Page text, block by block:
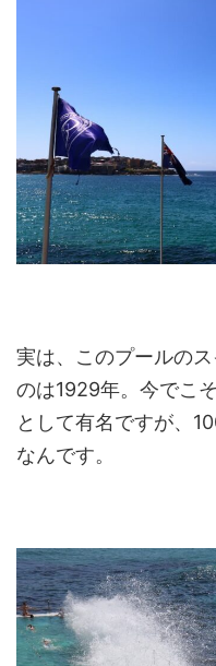
実は、このプールの
のは1929年。今でこ
として有名ですが、
なんです。